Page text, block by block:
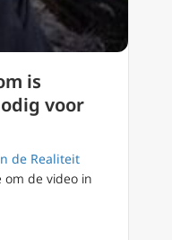
is
voor
de Realiteit
om de video in
– Waarom is rationeel